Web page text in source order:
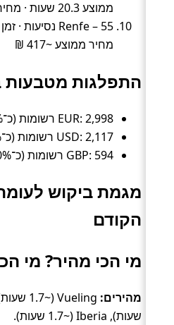
ממוצע 20.3 שעות · מחיר ממוצע ~516 ₪
מחיר ממוצע ~417 ₪
התפלגות מטבעות
EUR: 2,998 רשומות (כ־53%).
USD: 2,117 רשומות (כ־37%).
GBP: 594 רשומות (כ־10%).
מגמת ביקוש
הקודם
מי הכי מהיר? מי
מהירים:
שעות), Iberia (~1.7 שעות).